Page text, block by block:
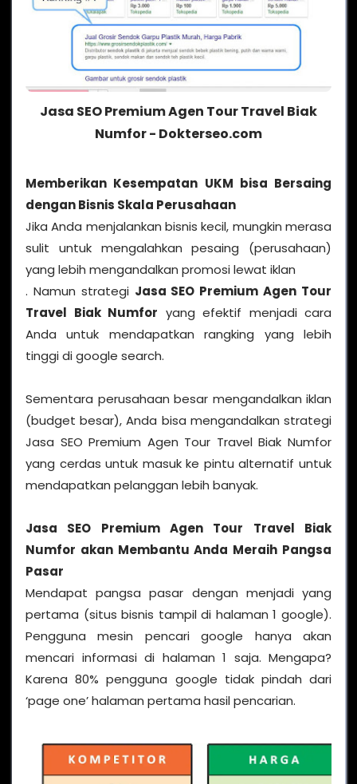
Jasa SEO Premium Agen Tour Travel Biak
Numfor - Dokterseo.com
Memberikan Kesempatan UKM bisa Bersaing
dengan Bisnis Skala Perusahaan
Jika Anda menjalankan bisnis kecil, mungkin merasa
sulit untuk mengalahkan pesaing (perusahaan)
yang lebih mengandalkan promosi lewat iklan
. Namun strategi Jasa SEO Premium Agen Tour
Travel Biak Numfor yang efektif menjadi cara
Anda untuk mendapatkan rangking yang lebih
tinggi di google search.
Sementara perusahaan besar mengandalkan iklan
(budget besar), Anda bisa mengandalkan strategi
Jasa SEO Premium Agen Tour Travel Biak Numfor
yang cerdas untuk masuk ke pintu alternatif untuk
mendapatkan pelanggan lebih banyak.
Jasa SEO Premium Agen Tour Travel Biak
Numfor akan Membantu Anda Meraih Pangsa
Pasar
Mendapat pangsa pasar dengan menjadi yang
pertama (situs bisnis tampil di halaman 1 google).
Pengguna mesin pencari google hanya akan
mencari informasi di halaman 1 saja. Mengapa?
Karena 80% pengguna google tidak pindah dari
‘page one’ halaman pertama hasil pencarian.